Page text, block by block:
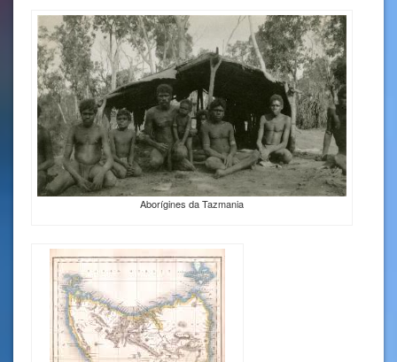
Aborígines da Tazmania